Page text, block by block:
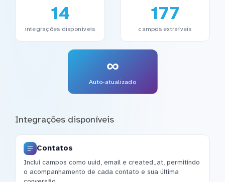
14
integrações disponíveis
177
campos extraíveis
∞
Auto-atualizado
Integrações disponíveis
Contatos
Inclui campos como uuid, email e created_at, permitindo
o acompanhamento de cada contato e sua última